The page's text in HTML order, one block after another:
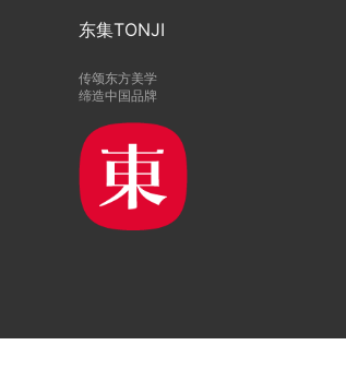
东集TONJI
传颂东方美学
缔造中国品牌